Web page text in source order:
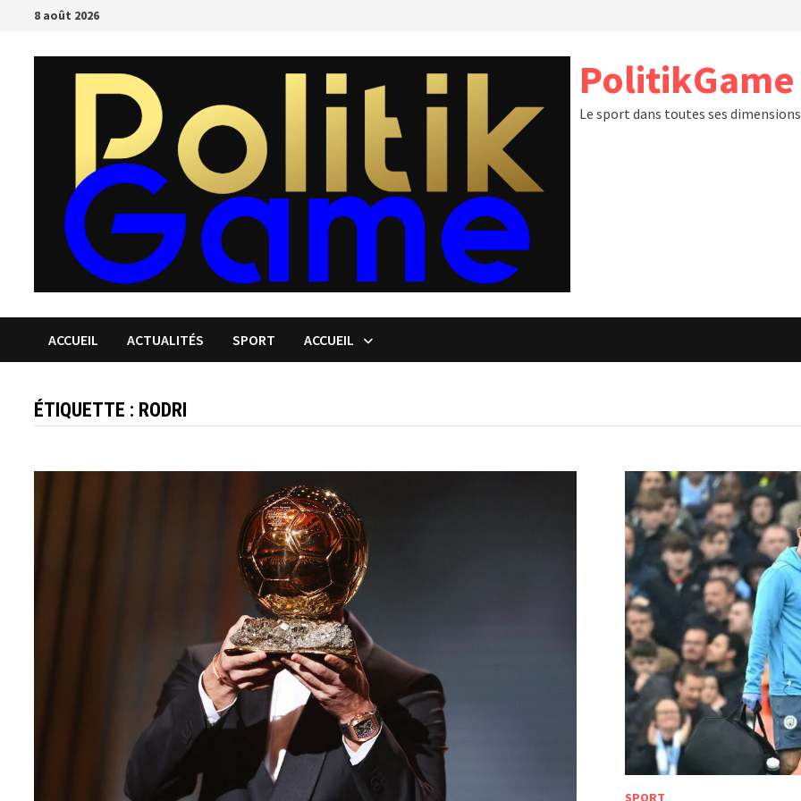
Passer
contenu
8 août 2026
PolitikGame
Le sport dans toutes ses dimensions
ACCUEIL ACTUALITÉS SPORT ACCUEIL
ÉTIQUETTE : RODRI
SPORT